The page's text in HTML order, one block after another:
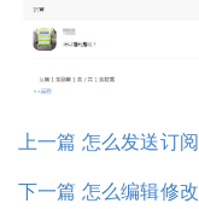
上一篇 怎么发送订
下一篇 怎么编辑修